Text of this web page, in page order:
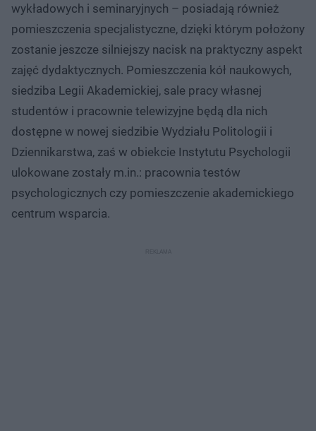
wykładowych i seminaryjnych – posiadają również
pomieszczenia specjalistyczne, dzięki którym położony
zostanie jeszcze silniejszy nacisk na praktyczny aspekt
zajęć dydaktycznych. Pomieszczenia kół naukowych,
siedziba Legii Akademickiej, sale pracy własnej
studentów i pracownie telewizyjne będą dla nich
dostępne w nowej siedzibie Wydziału Politologii i
Dziennikarstwa, zaś w obiekcie Instytutu Psychologii
ulokowane zostały m.in.: pracownia testów
psychologicznych czy pomieszczenie akademickiego
centrum wsparcia.